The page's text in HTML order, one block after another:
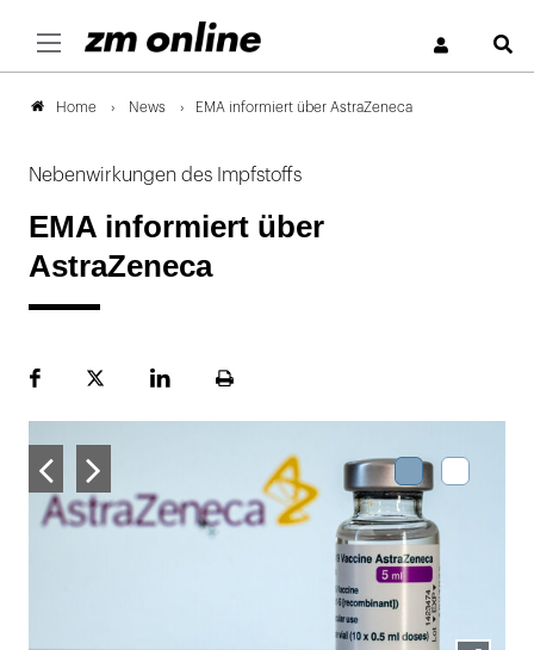
Home News EMA informiert über AstraZeneca
Nebenwirkungen des Impfstoffs
EMA informiert über
AstraZeneca
FacebookPlattformLinekdInSeite